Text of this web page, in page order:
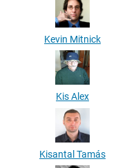
Kevin Mitnick
Kis Alex
Kisantal Tamás